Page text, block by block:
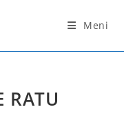
Meni
RATU